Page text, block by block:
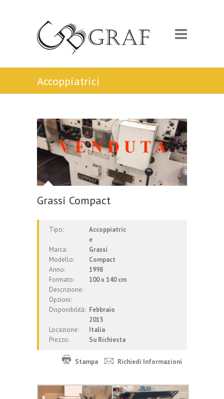
Accoppiatrici
Grassi Compact
Tipo:
Accoppiatric
e
Marca:
Grassi
Modello:
Compact
Anno:
1998
Formato:
100 x 140 cm
Descrizione:
Opzioni:
Disponibilità: Febbraio
2015
Locazione:
Italia
Prezzo:
Su Richiesta
Stampa Richiedi Informazioni